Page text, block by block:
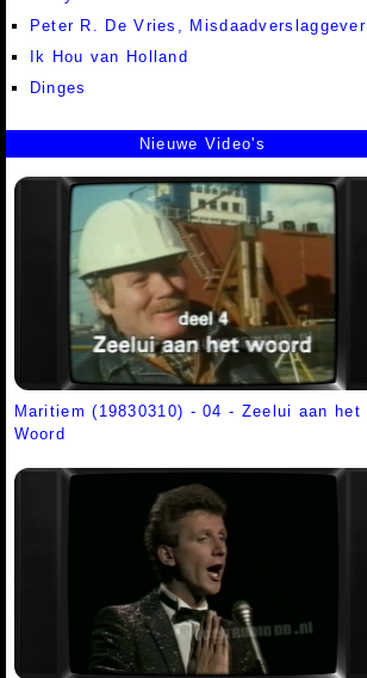
Peter R. De Vries, Misdaadverslaggever
Ik Hou van Holland
Dinges
Nieuwe Video's
Maritiem (19830310) - 04 - Zeelui aan het
Woord